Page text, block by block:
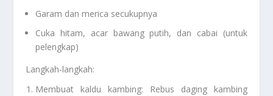
Garam dan merica secukupnya
Cuka hitam, acar bawang putih, dan cabai (untuk
pelengkap)
Langkah-langkah:
Membuat kaldu kambing: Rebus daging kambing